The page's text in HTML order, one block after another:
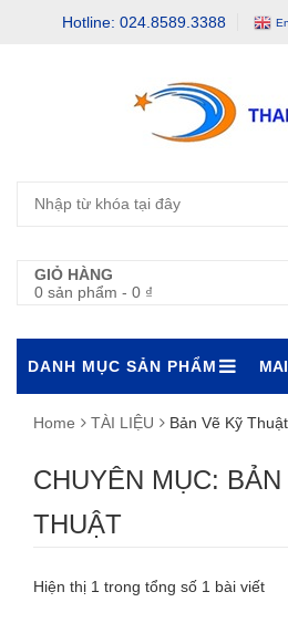
Hotline: 024.8589.3388
GIỎ HÀNG
0 sản phẩm - 0 ₫
DANH MỤC SẢN PHẨM
Home TÀI LIỆU Bản Vẽ Kỹ Thuật
CHUYÊN MỤC:
THUẬT
Hiện thị 1 trong tổng số 1 bài viết